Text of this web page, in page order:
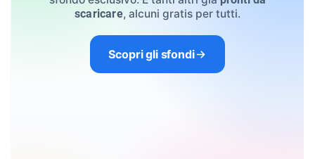
scaricare, alcuni gratis per tutti.
Scopri gli sfondi